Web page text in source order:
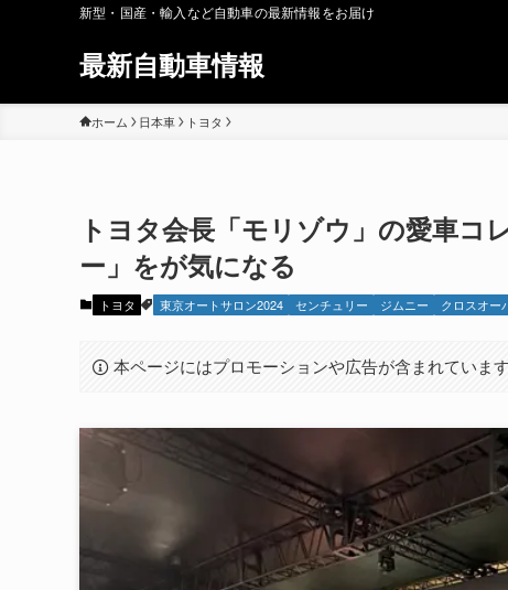
新型・国産・輸入など自動車の最新情報をお届け
最新自動車情報
ホーム 日本車 トヨタ
トヨタ会長「モリゾウ」の愛車コ
ー」をが気になる
トヨタ 東京オートサロン2024 センチュリー ジムニー クロスオー
本ページにはプロモーションや広告が含まれています